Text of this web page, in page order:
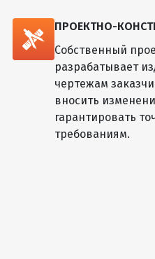
ПРОЕКТНО-
Собственный
разрабатывает
чертежам
вносить
гарантировать
требованиям.